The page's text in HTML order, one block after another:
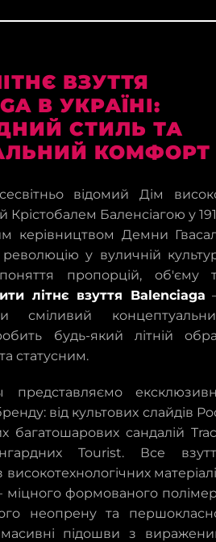
ВЗУТТЯ
В УКРАЇНІ:
СТИЛЬ ТА
КОМФОРТ
відомий Дім
Крістобалем Баленсіагою у
керівництвом Демни
у вуличній
пропорцій, об'єму
літнє взуття Balenciaga
сміливий
будь-який літній
статусним.
від культових слайдів
багатошарових сандалій
Tourist. Все
високотехнологічних
міцного формованого
неопрену та
підошви з